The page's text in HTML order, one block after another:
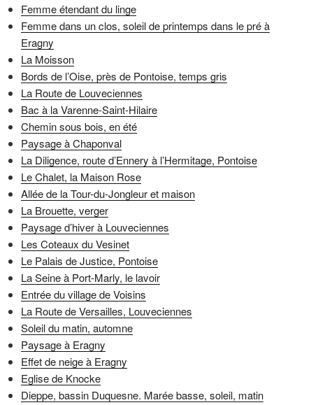
Femme étendant du linge
Femme dans un clos, soleil de printemps dans le pré à
Eragny
La Moisson
Bords de l’Oise, près de Pontoise, temps gris
La Route de Louveciennes
Bac à la Varenne-Saint-Hilaire
Chemin sous bois, en été
Paysage à Chaponval
La Diligence, route d’Ennery à l’Hermitage, Pontoise
Le Chalet, la Maison Rose
Allée de la Tour-du-Jongleur et maison
La Brouette, verger
Paysage d’hiver à Louveciennes
Les Coteaux du Vesinet
Le Palais de Justice, Pontoise
La Seine à Port-Marly, le lavoir
Entrée du village de Voisins
La Route de Versailles, Louveciennes
Soleil du matin, automne
Paysage à Eragny
Effet de neige à Eragny
Eglise de Knocke
Dieppe, bassin Duquesne. Marée basse, soleil, matin